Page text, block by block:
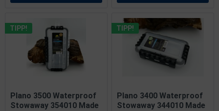
TIPP!
Plano 3500 Waterproof
Stowaway 354010 Made
TIPP!
Plano 3400 Waterproof
Stowaway 344010 Made